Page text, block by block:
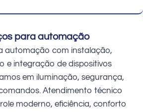
para automação
automação com instalação,
e integração de dispositivos
em iluminação, segurança,
Atendimento técnico
moderno, eficiência, conforto